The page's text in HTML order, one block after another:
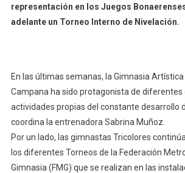
representación en los Juegos
adelante un Torneo Interno de Nivelación.
En las últimas semanas, la Gimnasia
Campana ha sido protagonista de
actividades propias del constante desarrollo
coordina la entrenadora Sabrina Muñoz.
Por un lado, las gimnastas Tricolores
los diferentes Torneos de la Federación
Gimnasia (FMG) que se realizan en las